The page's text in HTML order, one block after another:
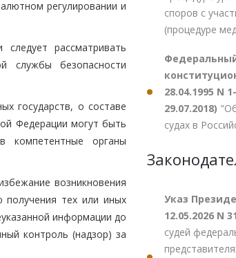
регулировании и
рассматривать
службы безопасности
государств, о составе
Федерации могут быть
компетентные органы
возникновения
получения тех или иных
информации до
контроль (надзор) за
споров с
(процедуре
28.04.1995 N
29.07.2018)
судах в
Указ
12.05.2026 N
судей